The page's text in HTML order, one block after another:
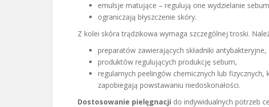
emulsje matujące – regulują one wydzielanie
ograniczają błyszczenie skóry.
Z kolei skóra trądzikowa wymaga szczególnej troski.
preparatów zawierających składniki antybakteryjne,
produktów regulujących produkcję sebum,
regularnych peelingów chemicznych lub
zapobiegają powstawaniu niedoskonałości.
Dostosowanie pielęgnacji do indywidualnych potrzeb